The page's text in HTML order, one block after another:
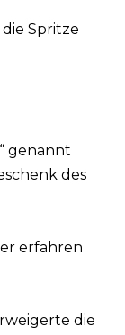
Spritze
genannt
des
erfahren
die